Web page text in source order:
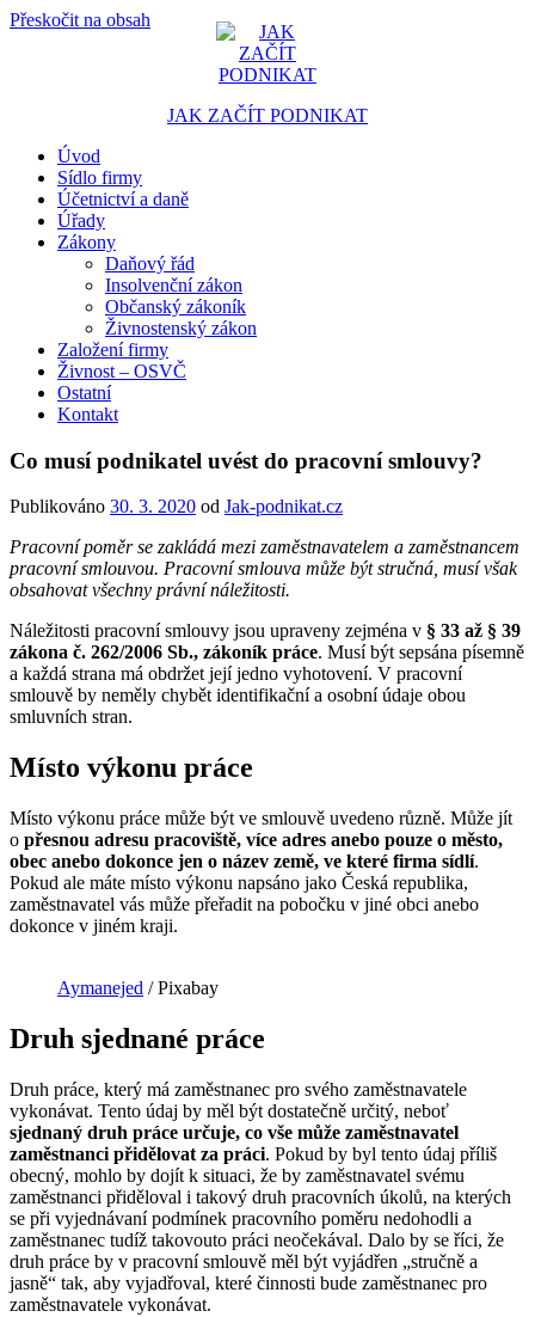
Přeskočit na obsah
JAK ZAČÍT PODNIKAT
Portál pro podnikatele
Úvod
Sídlo firmy
Účetnictví a daně
Úřady
Zákony
Daňový řád
Insolvenční zákon
Občanský zákoník
Živnostenský zákon
Založení firmy
Živnost – OSVČ
Ostatní
Kontakt
Co musí podnikatel uvést do pracovní smlouvy?
Publikováno 30. 3. 2020 od Jak-podnikat.cz
Pracovní poměr se zakládá mezi zaměstnavatelem a zaměstnancem
pracovní smlouvou. Pracovní smlouva může být stručná, musí však
obsahovat všechny právní náležitosti.
Náležitosti pracovní smlouvy jsou upraveny zejména v § 33 až § 39
zákona č. 262/2006 Sb., zákoník práce. Musí být sepsána písemně
a každá strana má obdržet její jedno vyhotovení. V pracovní
smlouvě by neměly chybět identifikační a osobní údaje obou
smluvních stran.
Místo výkonu práce
Místo výkonu práce může být ve smlouvě uvedeno různě. Může jít
o přesnou adresu pracoviště, více adres anebo pouze o město,
obec anebo dokonce jen o název země, ve které firma sídlí.
Pokud ale máte místo výkonu napsáno jako Česká republika,
zaměstnavatel vás může přeřadit na pobočku v jiné obci anebo
dokonce v jiném kraji.
Aymanejed / Pixabay
Druh sjednané práce
Druh práce, který má zaměstnanec pro svého zaměstnavatele
vykonávat. Tento údaj by měl být dostatečně určitý, neboť
sjednaný druh práce určuje, co vše může zaměstnavatel
zaměstnanci přidělovat za práci. Pokud by byl tento údaj příliš
obecný, mohlo by dojít k situaci, že by zaměstnavatel svému
zaměstnanci přiděloval i takový druh pracovních úkolů, na kterých
se při vyjednávaní podmínek pracovního poměru nedohodli a
zaměstnanec tudíž takovouto práci neočekával. Dalo by se říci, že
druh práce by v pracovní smlouvě měl být vyjádřen „stručně a
jasně“ tak, aby vyjadřoval, které činnosti bude zaměstnanec pro
zaměstnavatele vykonávat.